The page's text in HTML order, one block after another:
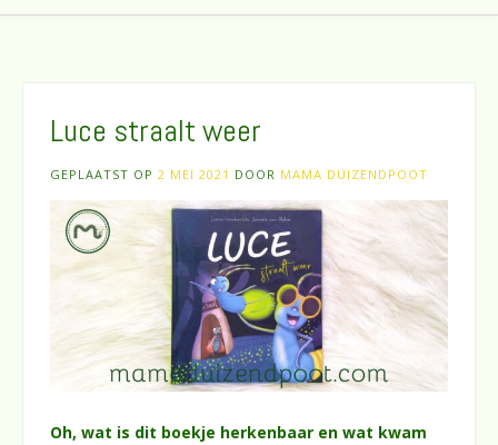
Luce straalt weer
GEPLAATST OP 2 MEI 2021 DOOR MAMA DUIZENDPOOT
Oh, wat is dit boekje herkenbaar en wat kwam